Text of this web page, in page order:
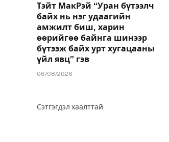
Тэйт МакРэй “Уран бүтээлч
байх нь нэг удаагийн
амжилт биш, харин
өөрийгөө байнга шинээр
бүтээж байх урт хугацааны
үйл явц” гэв
06/08/2026
Сэтгэгдэл хаалттай